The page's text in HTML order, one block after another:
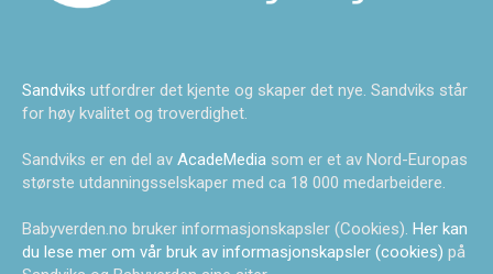
Sandviks utfordrer det kjente og skaper det nye. Sandviks står
for høy kvalitet og troverdighet.
Sandviks er en del av AcadeMedia som er et av Nord-Europas
største utdanningsselskaper med ca 18 000 medarbeidere.
Babyverden.no bruker informasjonskapsler (Cookies). Her kan
du lese mer om vår bruk av informasjonskapsler (cookies) på